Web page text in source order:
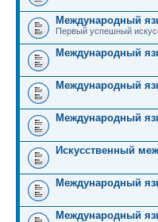
Международный
Первый успешный
Международный
Международный
Международный
Искусственный
Международный
Международный